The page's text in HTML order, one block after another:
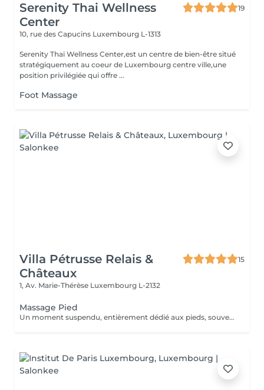
Serenity Thai Wellness
Center
19
10, rue des Capucins Luxembourg L-1313
Serenity Thai Wellness Center,est un centre de bien-être situé
stratégiquement au coeur de Luxembourg centre ville,une
position privilégiée qui offre ...
Foot Massage
Villa Pétrusse Relais &
Châteaux
15
1, Av. Marie-Thérèse Luxembourg L-2132
Massage Pied
Un moment suspendu, entièrement dédié aux pieds, souvent les grands oubliés du quotidien. Pressions ciblées sur les points réflexes, étirements doux et pétrissage profond viennent soulager la fatigue accumulée et relancer la circulation. Une parenthèse simple, pour repartir léger jusqu'au bout des orteils.